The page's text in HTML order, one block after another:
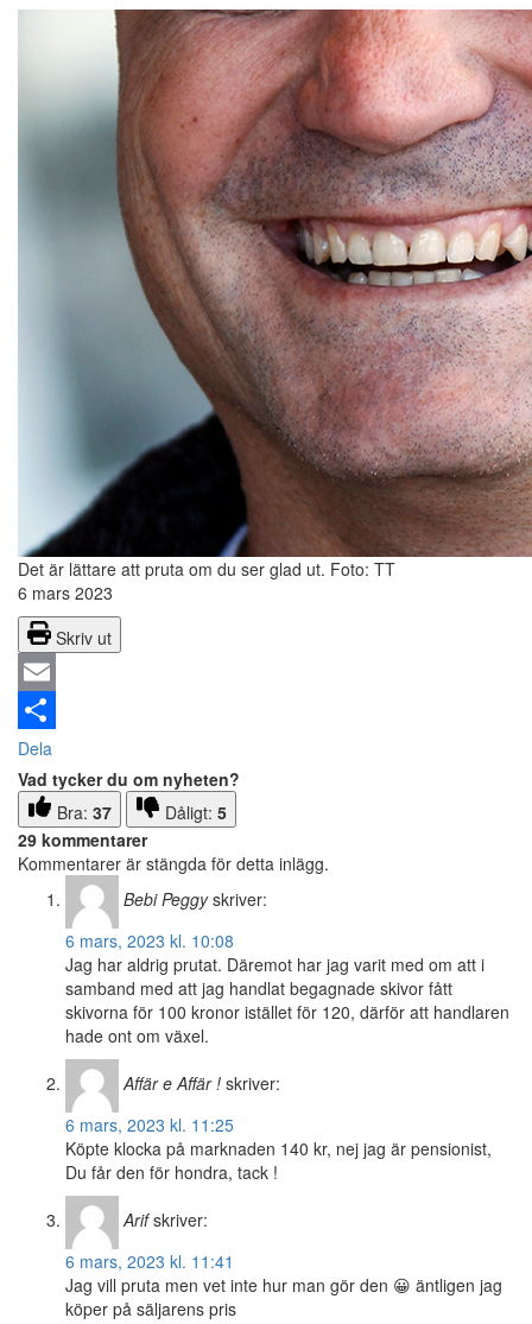
Det är lättare att pruta om du ser glad ut. Foto: TT
6 mars 2023
Skriv ut
Email
Dela
Vad tycker du om nyheten?
Bra: 37 Dåligt: 5
29 kommentarer
Kommentarer är stängda för detta inlägg.
Bebi Peggy skriver:
6 mars, 2023 kl. 10:08
Jag har aldrig prutat. Däremot har jag varit med om att i
samband med att jag handlat begagnade skivor fått
skivorna för 100 kronor istället för 120, därför att handlaren
hade ont om växel.
Affär e Affär ! skriver:
6 mars, 2023 kl. 11:25
Köpte klocka på marknaden 140 kr, nej jag är pensionist,
Du får den för hondra, tack !
Arif skriver:
6 mars, 2023 kl. 11:41
Jag vill pruta men vet inte hur man gör den 😀 äntligen jag
köper på säljarens pris